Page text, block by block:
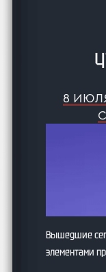
8
Вышедшие
элементами